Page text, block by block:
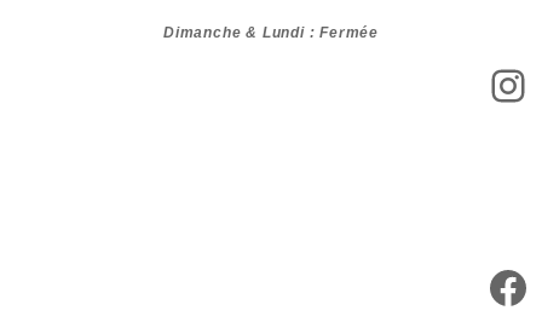
Dimanche & Lundi : Fermée